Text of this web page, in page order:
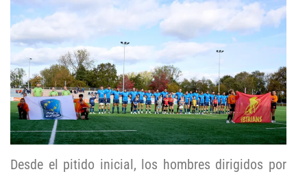
Desde el pitido inicial, los hombres dirigidos por